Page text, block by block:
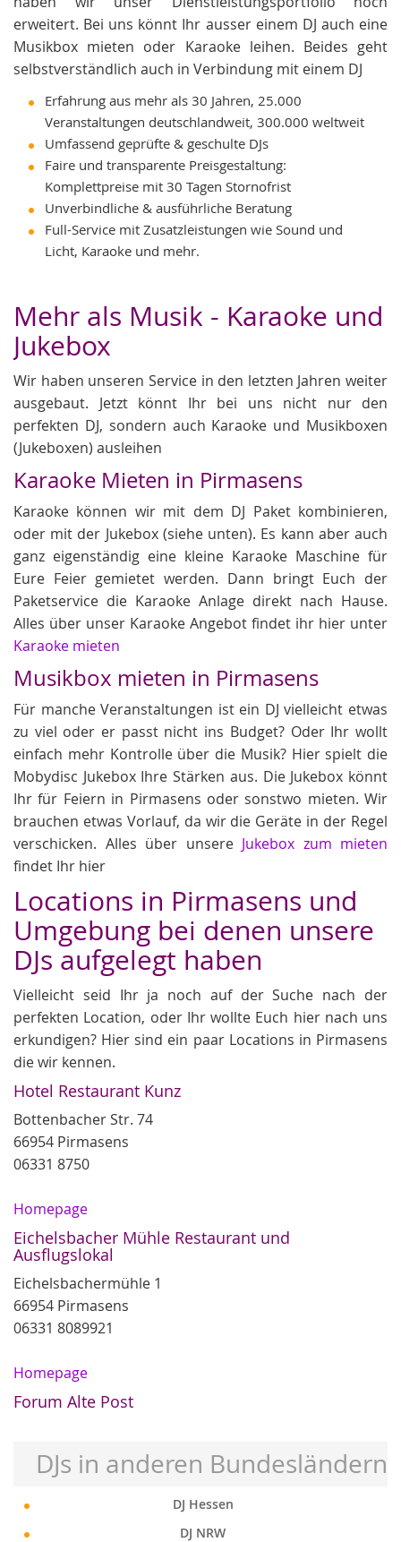
erweitert. Bei uns könnt Ihr ausser einem DJ auch eine
Musikbox mieten oder Karaoke leihen. Beides geht
selbstverständlich auch in Verbindung mit einem DJ
Erfahrung aus mehr als 30 Jahren, 25.000
Veranstaltungen deutschlandweit, 300.000 weltweit
Umfassend geprüfte & geschulte DJs
Faire und transparente Preisgestaltung:
Komplettpreise mit 30 Tagen Stornofrist
Unverbindliche & ausführliche Beratung
Full-Service mit Zusatzleistungen wie Sound und
Licht, Karaoke und mehr.
Mehr als Musik - Karaoke und
Jukebox
Wir haben unseren Service in den letzten Jahren weiter
ausgebaut. Jetzt könnt Ihr bei uns nicht nur den
perfekten DJ, sondern auch Karaoke und Musikboxen
(Jukeboxen) ausleihen
Karaoke Mieten in Pirmasens
Karaoke können wir mit dem DJ Paket kombinieren,
oder mit der Jukebox (siehe unten). Es kann aber auch
ganz eigenständig eine kleine Karaoke Maschine für
Eure Feier gemietet werden. Dann bringt Euch der
Paketservice die Karaoke Anlage direkt nach Hause.
Alles über unser Karaoke Angebot findet ihr hier unter
Karaoke mieten
Musikbox mieten in Pirmasens
Für manche Veranstaltungen ist ein DJ vielleicht etwas
zu viel oder er passt nicht ins Budget? Oder Ihr wollt
einfach mehr Kontrolle über die Musik? Hier spielt die
Mobydisc Jukebox Ihre Stärken aus. Die Jukebox könnt
Ihr für Feiern in Pirmasens oder sonstwo mieten. Wir
brauchen etwas Vorlauf, da wir die Geräte in der Regel
verschicken. Alles über unsere Jukebox zum mieten
findet Ihr hier
Locations in Pirmasens und
Umgebung bei denen unsere
DJs aufgelegt haben
Vielleicht seid Ihr ja noch auf der Suche nach der
perfekten Location, oder Ihr wollte Euch hier nach uns
erkundigen? Hier sind ein paar Locations in Pirmasens
die wir kennen.
Hotel Restaurant Kunz
Bottenbacher Str. 74
66954 Pirmasens
06331 8750
Homepage
Eichelsbacher Mühle Restaurant und
Ausflugslokal
Eichelsbachermühle 1
66954 Pirmasens
06331 8089921
Homepage
Forum Alte Post
DJs in anderen Bundesländern
DJ Hessen
DJ NRW